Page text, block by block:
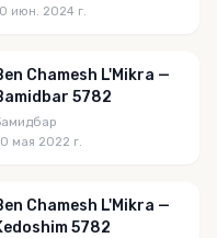
июн. 2024 г.
Chamesh L'Mikra —
5782
мая 2022 г.
Chamesh L'Mikra —
5782